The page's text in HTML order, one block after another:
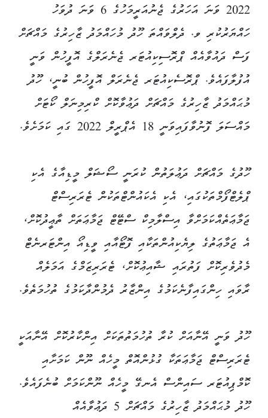
2022 ވަނަ އަހަރުގެ ޖެނުއަރީމަހުގެ 6 ވަނަ ދުވަހު
ހައްޔަރުކުރި ވ. ދެލްވައްތަ ހޫދު މުހައްމަދު ޒާހިރުގެ މައްޗަށް
ފަސް ދައުވާއެއް ޕްރޮސިކިއުޓަރ ޖެނެރަލްގެ އޮފީހުން ވަނީ
އުފުލާފައެވެ. ޕްރޮސެކިއުޓަރ ޖެނެރަލް އޮފީހުން ބުނީ، ހޫދު
މުޙައްމަދު ޒާހިރުގެ މައްޗަށް ދަޢުވާކޮށް ކްރިމިނަލް ކޯޓަށް
މައްސަލަ ފޮނުވާފައިވަނީ 18 އެޕްރީލް 2022 ގައި ކަމަށެވެ.
ހޫދުގެ މައްޗަށް ދަޢުލަތުން ކުރަނީ ސޯޝަލް މީޑިއާގެ އެކި
ޕްލެޓްފޯމްތަކުގައި، އެކި އެކައުންޓްތަކުން ޓެރަރިސްޓް
ޖަމާޢަތެއްކަމަށްވާ އިސްލާމިކް ސްޓޭޓް ޖަމާޢަތަށް ތާޢީދުކޮށް،
އެ ޖަމާޢަތުގެ ލިޔެކިއުންތަކާއި ފޮޓޯއާއި ވީޑިއޯ އިންޓަރނެޓް
މެދުވެރިކޮށް ފަތުރައި ޝާއިޢުކޮށް، ޓެރަރިޒަމްގެ އަމަލެއް
ރާވައި ހިންގައިފާނެކަމުގެ އިންޒާރު ދެމުންދާކަމުގެ ތުހުމަތެވެ.
ހޫދު ވަނީ އޭނާއަށް ކުރާ ތުހުމަތުތަކަށް އިންކާރުކޮށް އޭނާއަކީ
ޓެރަރިސްޓް ޖަމާޢަތަކާ ގުޅުންއޮތް މީހެއް ނޫން ކަމަށާއި
ކޮމްޕިއުޓަރ ސައިންސް އެނގޭ މީހެއް ނޫންކަމަށް ބުނެފައެވެ.
ހޫދު މުޙައްމަދު ޒާހިރުގެ މައްޗަށް 5 ދަޢުވާއެއް